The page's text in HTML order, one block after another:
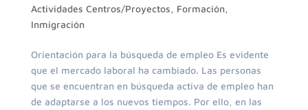
Actividades Centros/Proyectos, Formación,
Inmigración
Orientación para la búsqueda de empleo Es evidente
que el mercado laboral ha cambiado. Las personas
que se encuentran en búsqueda activa de empleo han
de adaptarse a los nuevos tiempos. Por ello, en las